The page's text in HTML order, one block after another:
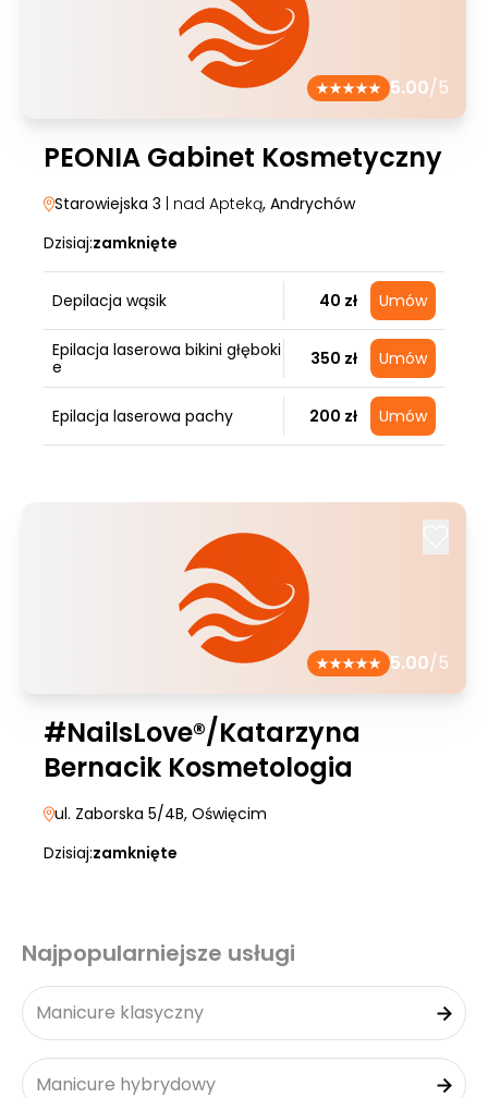
5.00/5
PEONIA Gabinet Kosmetyczny
Starowiejska 3 | nad Apteką, Andrychów
Dzisiaj:zamknięte
Depilacja wąsik 40 zł Umów
Epilacja laserowa bikini głęboki
e
350 zł Umów
Epilacja laserowa pachy 200 zł Umów
5.00/5
#NailsLove®/Katarzyna
Bernacik Kosmetologia
ul. Zaborska 5/4B, Oświęcim
Dzisiaj:zamknięte
Najpopularniejsze usługi
Manicure klasyczny
Manicure hybrydowy